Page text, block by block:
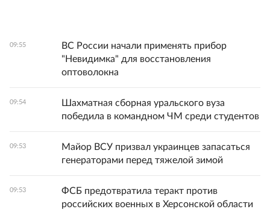
09:55
ВС России начали применять прибор
"Невидимка" для восстановления
оптоволокна
09:54
Шахматная сборная уральского вуза
победила в командном ЧМ среди студентов
09:53
Майор ВСУ призвал украинцев запасаться
генераторами перед тяжелой зимой
09:53
ФСБ предотвратила теракт против
российских военных в Херсонской области